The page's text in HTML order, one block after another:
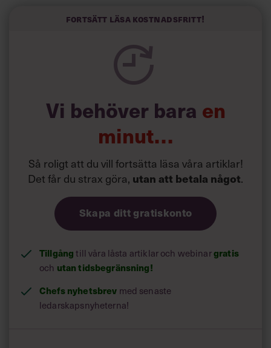
Prioritera och börja med den absolut viktigaste frågan.
Den första punkten får alltid mest energi och fokus.
Har du gått på mejlmyterna?
Fortsätt läsa kostnadsfritt!
Vi behöver bara en
minut…
Så roligt att du vill fortsätta läsa våra artiklar!
Det får du strax göra, utan att betala något.
Skapa ditt gratiskonto
Tillgång till våra låsta artiklar och webinargratis
och utan tidsbegränsning!
Chefs nyhetsbrev med senaste
ledarskapsnyheterna!